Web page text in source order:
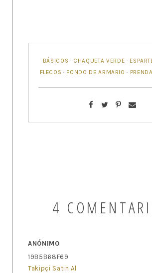
BÁSICOS · CHAQUETA VERDE ·
FLECOS · FONDO DE ARMARIO ·
4
ANÓNIMO
19B5B68F69
Takipçi Satın Al